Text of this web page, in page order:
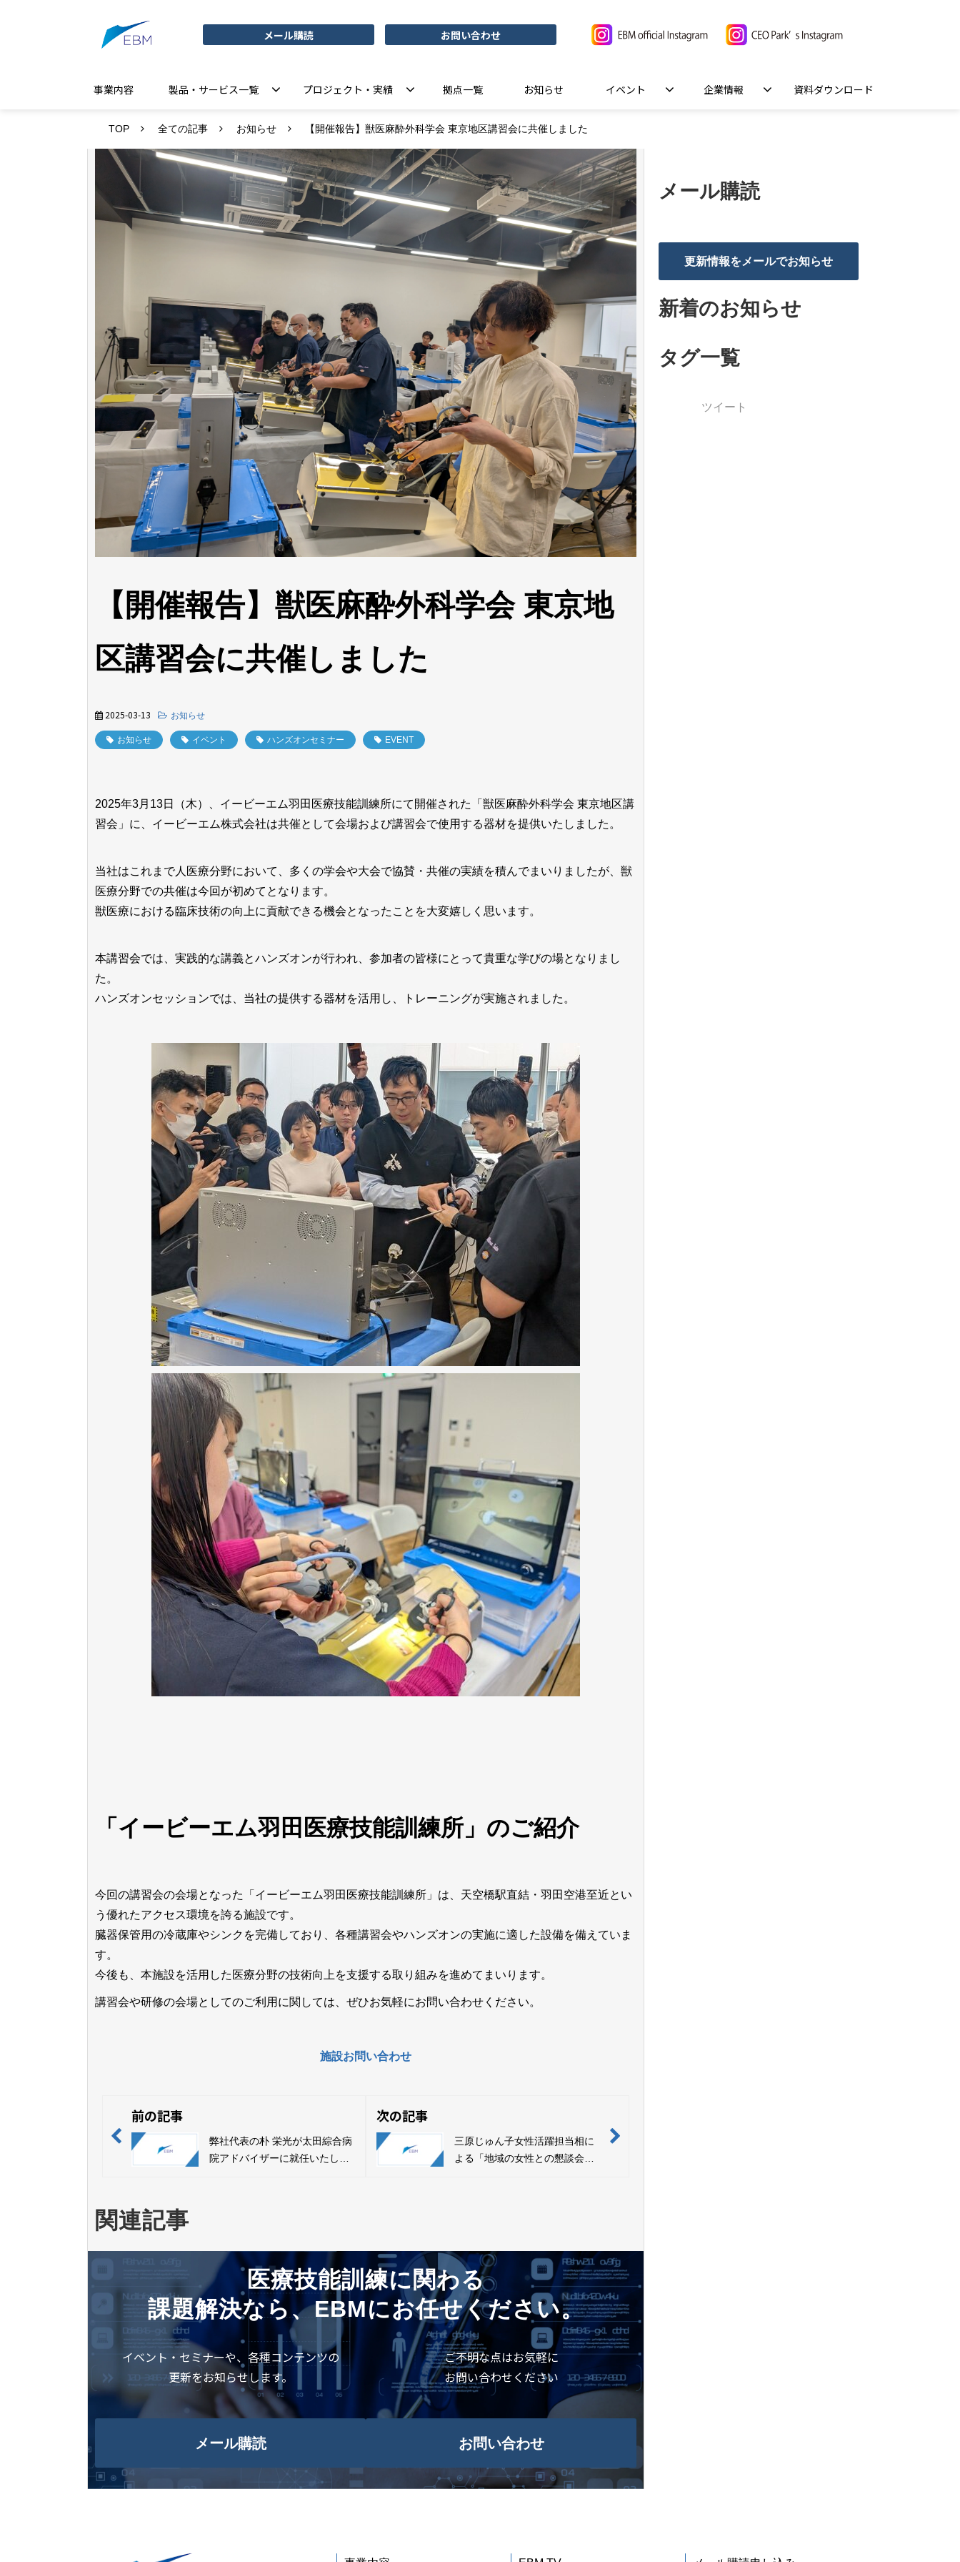
メール購読 お問い合わせ
事業内容 製品・サービス一覧 プロジェクト・実績 拠点一覧 お知らせ イベント 企業情報 資料ダウンロード
TOP 全ての記事 お知らせ 【開催報告】獣医麻酔外科学会 東京地区講習会に共催しました
【開催報告】獣医麻酔外科学会 東京地
区講習会に共催しました
2025-03-13 お知らせ
お知らせ イベント ハンズオンセミナー EVENT
2025年3月13日（木）、イービーエム羽田医療技能訓練所にて開催された「獣医麻酔外科学会 東京地区講
習会」に、イービーエム株式会社は共催として会場および講習会で使用する器材を提供いたしました。
当社はこれまで人医療分野において、多くの学会や大会で協賛・共催の実績を積んでまいりましたが、獣
医療分野での共催は今回が初めてとなります。
獣医療における臨床技術の向上に貢献できる機会となったことを大変嬉しく思います。
本講習会では、実践的な講義とハンズオンが行われ、参加者の皆様にとって貴重な学びの場となりまし
た。
ハンズオンセッションでは、当社の提供する器材を活用し、トレーニングが実施されました。
「イービーエム羽田医療技能訓練所」のご紹介
今回の講習会の会場となった「イービーエム羽田医療技能訓練所」は、天空橋駅直結・羽田空港至近とい
う優れたアクセス環境を誇る施設です。
臓器保管用の冷蔵庫やシンクを完備しており、各種講習会やハンズオンの実施に適した設備を備えていま
す。
今後も、本施設を活用した医療分野の技術向上を支援する取り組みを進めてまいります。
講習会や研修の会場としてのご利用に関しては、ぜひお気軽にお問い合わせください。
施設お問い合わせ
前の記事
弊社代表の朴 栄光が太田綜合病
院アドバイザーに就任いたしま
次の記事
三原じゅん子女性活躍担当相に
よる「地域の女性との懇談会」
関連記事
医療技能訓練に関わる
課題解決なら、EBMにお任せください。
イベント・セミナーや、各種コンテンツの
更新をお知らせします。
メール購読
ご不明な点はお気軽に
お問い合わせください
お問い合わせ
メール購読
更新情報をメールでお知らせ
新着のお知らせ
タグ一覧
ツイート